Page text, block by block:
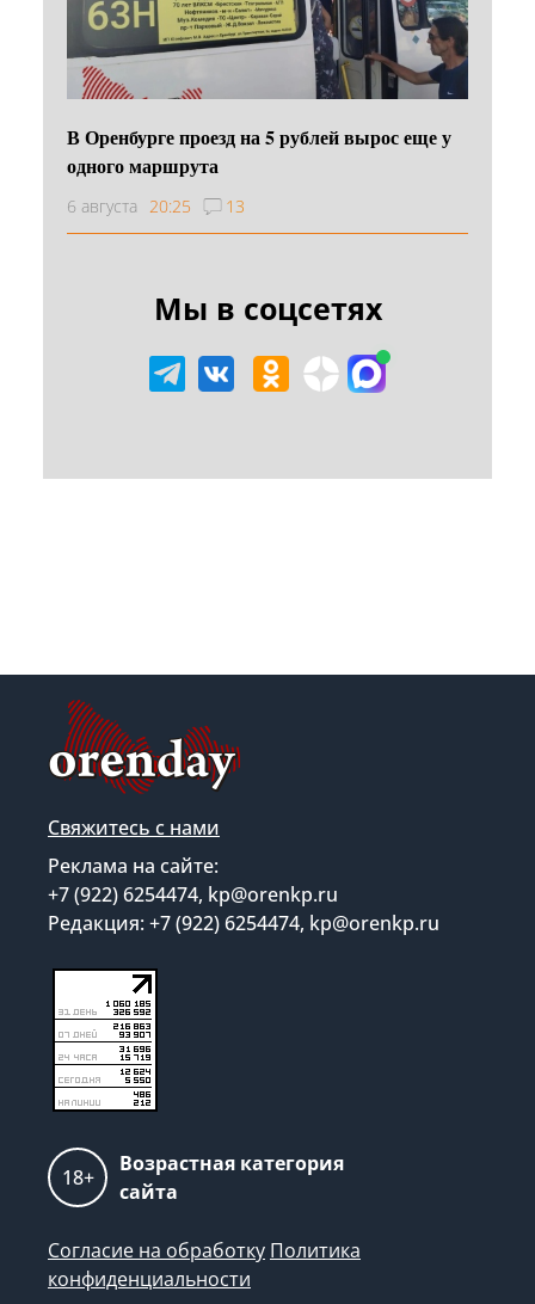
В Оренбурге проезд на 5 рублей вырос еще у
одного маршрута
6 августа 20:25 13
Мы в соцсетях
Свяжитесь с нами
Реклама на сайте:
+7 (922) 6254474, kp@orenkp.ru
Редакция: +7 (922) 6254474, kp@orenkp.ru
18+
Возрастная категория
сайта
Согласие на обработку Политика
конфиденциальности